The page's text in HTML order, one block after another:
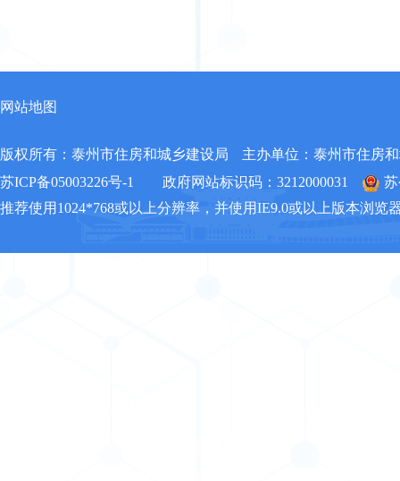
网站地图
版权所有：泰州市住房和城乡建设局
主办单位：泰州市住房
苏ICP备05003226号-1
政府网站标识码：3212000031
苏
推荐使用1024*768或以上分辨率，并使用IE9.0或以上版本浏览